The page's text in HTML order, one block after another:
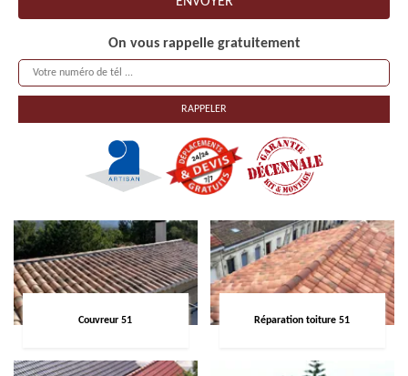
On vous rappelle gratuitement
Couvreur 51 Réparation toiture 51